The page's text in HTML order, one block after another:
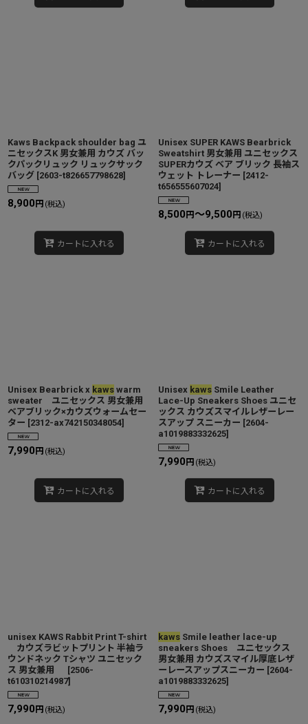
Kaws Backpack shoulder bag ユ
ニセックスK 男女兼用 カウズ バッ
クパックリュック リュックサック
バッグ [2603-t826657798628]
8,900 円 (税込)
カートに入れる
Unisex SUPER KAWS Bearbrick
Sweatshirt 男女兼用 ユニセックス
SUPERカウズ ベア ブリック 長袖ス
ウェット トレーナー [2412-
t656555607024]
8,500 円 ～9,500 円 (税込)
カートに入れる
Unisex Bearbrick x kaws warm
sweater ユニセックス 男女兼用
ベアブリック×カウズウォームセー
ター [2312-ax742150348054]
7,990 円 (税込)
カートに入れる
Unisex kaws Smile Leather
Lace-Up Sneakers Shoes ユニセ
ックス カウズスマイルレザーレー
スアップ スニーカー [2604-
a1019883332625]
7,990 円 (税込)
カートに入れる
unisex KAWS Rabbit Print T-shirt
カウズラビットプリント 半袖ラ
ウンドネック Tシャツ ユニセック
ス 男女兼用
[2506-
t610310214987]
7,990 円 (税込)
kaws Smile leather lace-up
sneakers Shoes ユニセックス
男女兼用 カウズスマイル厚底レザ
ーレースアップスニーカー [2604-
a1019883332625]
7,990 円 (税込)